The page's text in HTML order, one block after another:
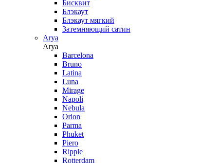
Бисквит
Блэкаут
Блэкаут мягкий
Затемняющий сатин
Arya
Arya
Barcelona
Bruno
Latina
Luna
Mirage
Napoli
Nebula
Orion
Parma
Phuket
Piero
Ripple
Rotterdam